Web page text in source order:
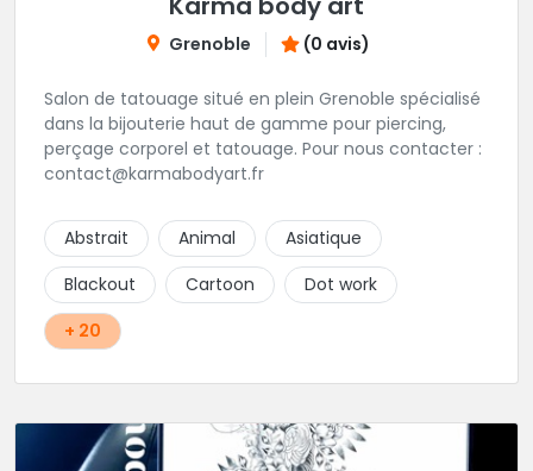
Grenoble (0 avis)
Salon de tatouage situé en plein Grenoble spécialisé
dans la bijouterie haut de gamme pour piercing,
perçage corporel et tatouage. Pour nous contacter :
contact@karmabodyart.fr
Abstrait Animal
Asiatique
Blackout
Cartoon
Dot work
+ 20